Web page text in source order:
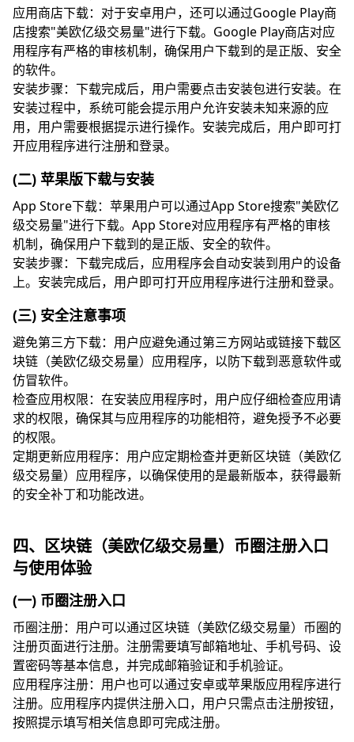
应用商店下载：对于安卓用户，还可以通过Google Play商
店搜索"美欧亿级交易量"进行下载。Google Play商店对应
用程序有严格的审核机制，确保用户下载到的是正版、安全
的软件。
安装步骤：下载完成后，用户需要点击安装包进行安装。在
安装过程中，系统可能会提示用户允许安装未知来源的应
用，用户需要根据提示进行操作。安装完成后，用户即可打
开应用程序进行注册和登录。
(二) 苹果版下载与安装
App Store下载：苹果用户可以通过App Store搜索"美欧亿
级交易量"进行下载。App Store对应用程序有严格的审核
机制，确保用户下载到的是正版、安全的软件。
安装步骤：下载完成后，应用程序会自动安装到用户的设备
上。安装完成后，用户即可打开应用程序进行注册和登录。
(三) 安全注意事项
避免第三方下载：用户应避免通过第三方网站或链接下载区
块链（美欧亿级交易量）应用程序，以防下载到恶意软件或
仿冒软件。
检查应用权限：在安装应用程序时，用户应仔细检查应用请
求的权限，确保其与应用程序的功能相符，避免授予不必要
的权限。
定期更新应用程序：用户应定期检查并更新区块链（美欧亿
级交易量）应用程序，以确保使用的是最新版本，获得最新
的安全补丁和功能改进。
四、区块链（美欧亿级交易量）币圈注册入口
与使用体验
(一) 币圈注册入口
币圈注册：用户可以通过区块链（美欧亿级交易量）币圈的
注册页面进行注册。注册需要填写邮箱地址、手机号码、设
置密码等基本信息，并完成邮箱验证和手机验证。
应用程序注册：用户也可以通过安卓或苹果版应用程序进行
注册。应用程序内提供注册入口，用户只需点击注册按钮，
按照提示填写相关信息即可完成注册。